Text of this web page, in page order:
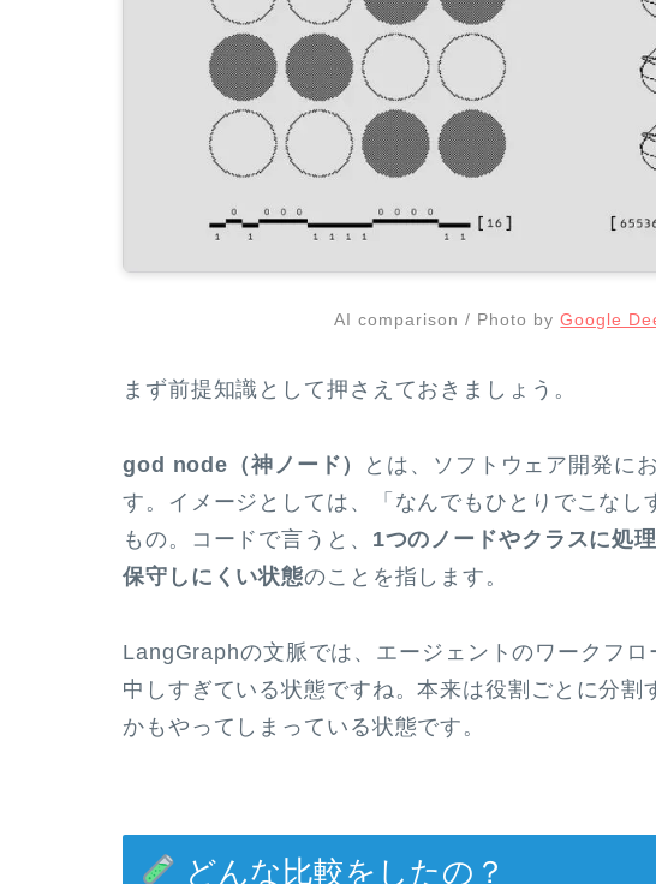
AI comparison / Photo byGoogle
まず前提知識として押さえておきましょう。
god node（神ノード）
とは、ソフトウェア開発に
す。イメージとしては、「なんでもひとりでこなし
もの。コードで言うと、 1つのノードやクラスに処
保守しにくい状態のことを指します。
LangGraphの文脈では、エージェントのワークフ
中しすぎている状態ですね。本来は役割ごとに分割
かもやってしまっている状態です。
どんな比較をしたの？